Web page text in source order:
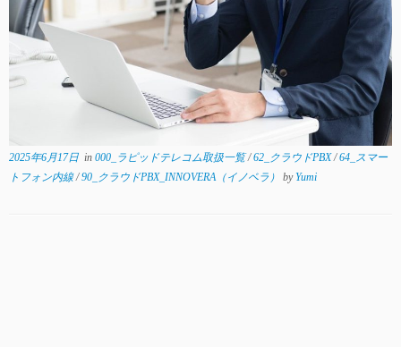
2025年6月17日 in 000_ラピッドテレコム取扱一覧/62_クラウドPBX/64_スマー
トフォン内線/90_クラウドPBX_INNOVERA（イノベラ） byYumi